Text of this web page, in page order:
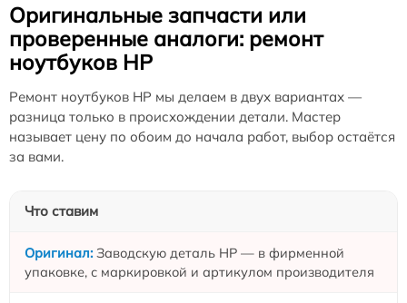
Оригинальные запчасти или
проверенные аналоги: ремонт
ноутбуков HP
Ремонт ноутбуков HP мы делаем в двух вариантах —
разница только в происхождении детали. Мастер
называет цену по обоим до начала работ, выбор остаётся
за вами.
Что ставим
Заводскую деталь HP — в фирменной
упаковке, с маркировкой и артикулом производителя